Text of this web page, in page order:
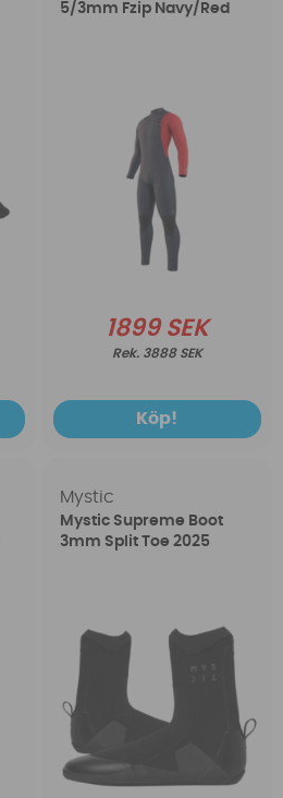
5/3mm Fzip Navy/Red
1899 SEK
3888 SEK
Köp!
Mystic
Mystic Supreme Boot
3mm Split Toe 2025